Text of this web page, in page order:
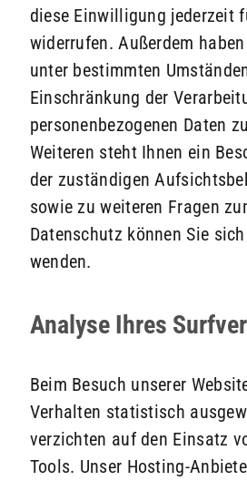
diese Einwilligung jederzeit
widerrufen. Außerdem
unter bestimmten
Einschränkung der
personenbezogenen Daten
Weiteren steht Ihnen ein
der zuständigen
sowie zu weiteren Fragen
Datenschutz können Sie
wenden.
Analyse Ihres
Beim Besuch unserer
Verhalten statistisch
verzichten auf den Einsatz
Tools. Unser Hosting-